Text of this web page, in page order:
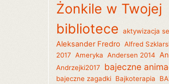
Żonkile w Twojej
bibliotece aktywizacja
Aleksander Fredro Alfred
2017 Ameryka Andersen 2014
Andrzejki2017 bajeczne
bajeczne zagadki Bajkoterapia